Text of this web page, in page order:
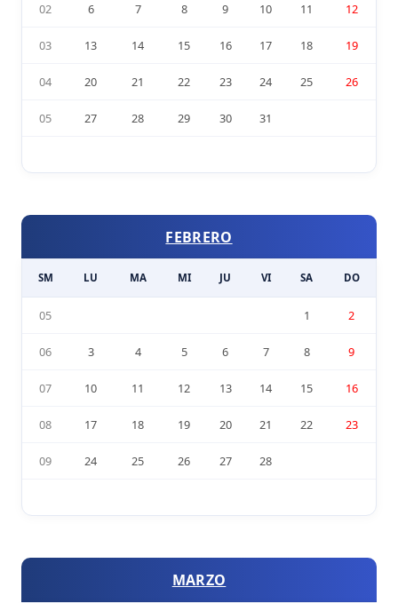
02 6 7 8 9 10 11 12
03 13 14 15 16 17 18 19
04 20 21 22 23 24 25 26
05 27 28 29 30 31
FEBRERO
SM LU MA MI JU VI SA DO
05 1 2
06 3 4 5 6 7 8 9
07 10 11 12 13 14 15 16
08 17 18 19 20 21 22 23
09 24 25 26 27 28
MARZO